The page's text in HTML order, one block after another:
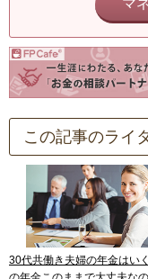
マ
この記事のライ
30代共働き夫婦の年金はい